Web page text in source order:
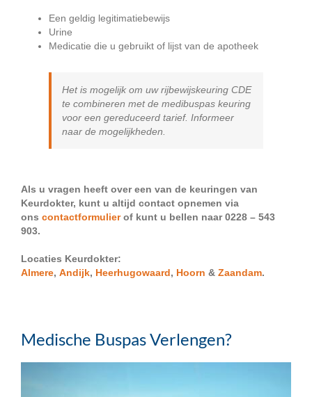
Een geldig legitimatiebewijs
Urine
Medicatie die u gebruikt of lijst van de apotheek
Het is mogelijk om uw rijbewijskeuring CDE
te combineren met de medibuspas keuring
voor een gereduceerd tarief. Informeer
naar de mogelijkheden.
Als u vragen heeft over een van de keuringen van
Keurdokter, kunt u altijd contact opnemen via
ons contactformulierof kunt u bellen naar 0228 – 543
903.
Locaties Keurdokter:
Almere, Andijk, Heerhugowaard, Hoorn & Zaandam.
Medische Buspas Verlengen?